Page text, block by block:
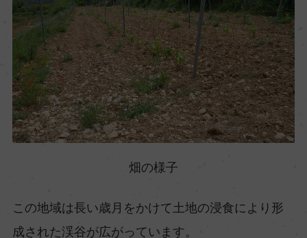
畑の様子
この地域は長い歳月をかけて土地の浸食により形
成された渓谷が広がっています。